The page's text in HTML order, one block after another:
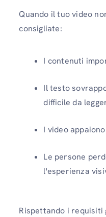
Quando il tuo video
consigliate:
I contenuti
Il testo
difficile da
I video
Le persone
l'esperienza
Rispettando i requisiti